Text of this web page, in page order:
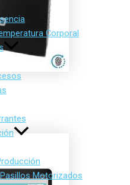
Corporal
Motorizados